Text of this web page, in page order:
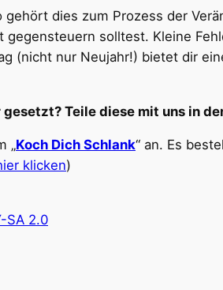
gehört dies zum Prozess der
solltest. Kleine
(nicht nur Neujahr!) bietet dir
Teile diese mit uns in
„Koch Dich Schlank“ an. Es
klicken)
SA 2.0